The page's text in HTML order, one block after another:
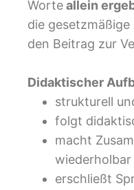
Worteallein
die
den Beitrag zur
Didaktischer
strukturell
folgt
macht
wiederholbar
erschließt